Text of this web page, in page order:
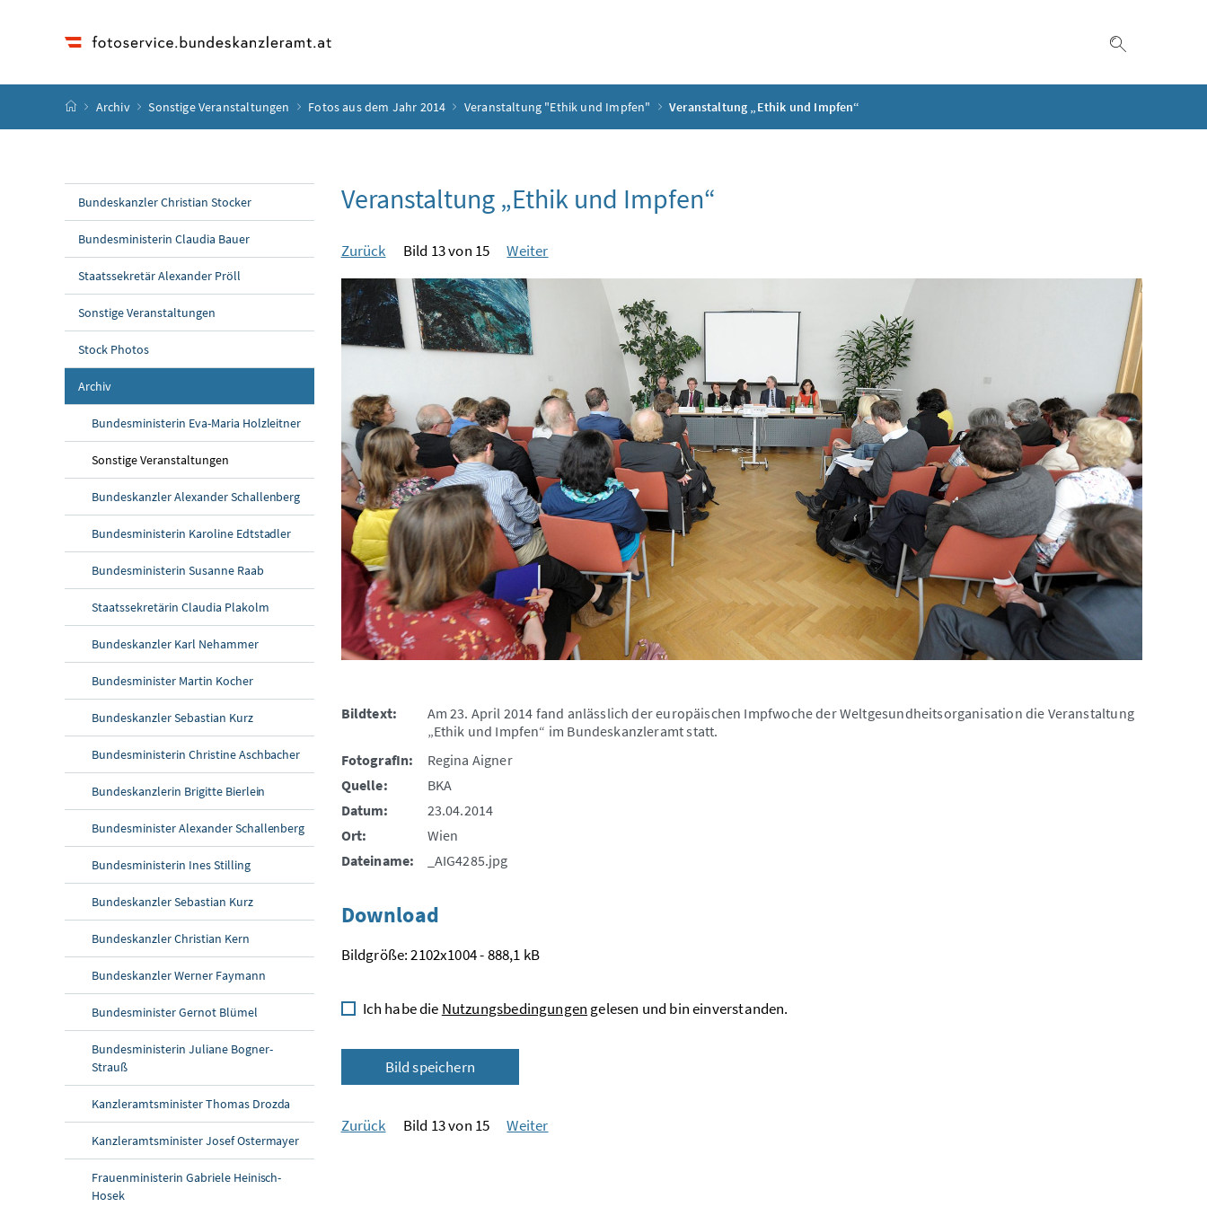
Startseite
Archiv Sonstige Veranstaltungen Fotos aus dem Jahr 2014 Veranstaltung "Ethik und Impfen" Veranstaltung „Ethik und Impfen“
Bundeskanzler Christian Stocker
Bundesministerin Claudia Bauer
Staatssekretär Alexander Pröll
Sonstige Veranstaltungen
Stock Photos
Archiv
Bundesministerin Eva-Maria Holzleitner
Sonstige Veranstaltungen
Bundeskanzler Alexander Schallenberg
Bundesministerin Karoline Edtstadler
Bundesministerin Susanne Raab
Staatssekretärin Claudia Plakolm
Bundeskanzler Karl Nehammer
Bundesminister Martin Kocher
Bundeskanzler Sebastian Kurz
Bundesministerin Christine Aschbacher
Bundeskanzlerin Brigitte Bierlein
Bundesminister Alexander Schallenberg
Bundesministerin Ines Stilling
Bundeskanzler Sebastian Kurz
Bundeskanzler Christian Kern
Bundeskanzler Werner Faymann
Bundesminister Gernot Blümel
Bundesministerin Juliane Bogner-
Strauß
Kanzleramtsminister Thomas Drozda
Kanzleramtsminister Josef Ostermayer
Frauenministerin Gabriele Heinisch-
Hosek
Veranstaltung „Ethik und Impfen“
Zurück Bild 13 von 15 Weiter
Bildtext:
Am 23. April 2014 fand anlässlich der europäischen Impfwoche der Weltgesundheitsorganisation die Veranstaltung
„Ethik und Impfen“ im Bundeskanzleramt statt.
FotografIn:
Regina Aigner
Quelle:
BKA
Datum:
23.04.2014
Ort:
Wien
Dateiname:
_AIG4285.jpg
Download
Bildgröße: 2102x1004 - 888,1 kB
Ich habe die Nutzungsbedingungen gelesen und bin einverstanden.
Bild speichern
Zurück Bild 13 von 15 Weiter